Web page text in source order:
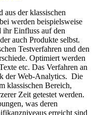
der klassischen
werden beispielsweise
ihr Einfluss auf den
auch Produkte selbst.
Testverfahren und den
Optimiert werden
etc. Das Verfahren an
der Web-Analytics. Die
klassischen Bereich,
Zeit getestet werden.
was deren
erreicht sind